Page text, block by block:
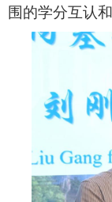
围的学分互认和